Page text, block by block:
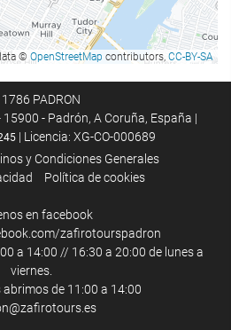
© OpenStreetMap contributors, CC-BY-SA
PADRON
15900 - Padrón, A Coruña, España |
| Licencia: XG-CO-000689
y Condiciones Generales
Política de cookies
en facebook
zafirotourspadron
a 14:00 // 16:30 a 20:00 de lunes a
viernes.
de 11:00 a 14:00